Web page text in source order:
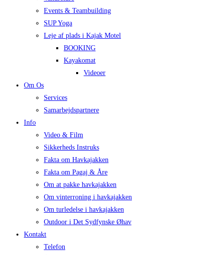
Events & Teambuilding
SUP Yoga
Leje af plads i Kajak Motel
BOOKING
Kayakomat
Videoer
Om Os
Services
Samarbejdspartnere
Info
Video & Film
Sikkerheds Instruks
Fakta om Havkajakken
Fakta om Pagaj & Åre
Om at pakke havkajakken
Om vinterroning i havkajakken
Om turledelse i havkajakken
Outdoor i Det Sydfynske Øhav
Kontakt
Telefon